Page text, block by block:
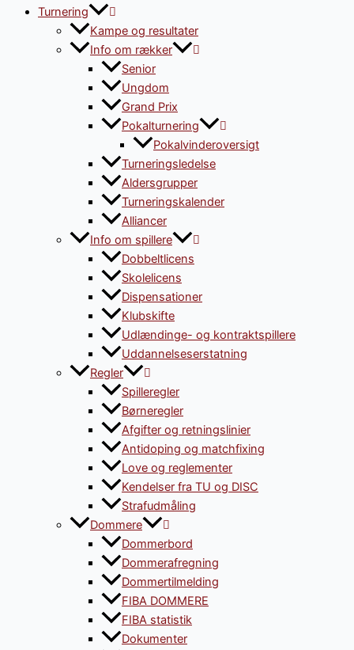
Turnering
Kampe og resultater
Info om rækker
Senior
Ungdom
Grand Prix
Pokalturnering
Pokalvinderoversigt
Turneringsledelse
Aldersgrupper
Turneringskalender
Alliancer
Info om spillere
Dobbeltlicens
Skolelicens
Dispensationer
Klubskifte
Udlændinge- og kontraktspillere
Uddannelseserstatning
Regler
Spilleregler
Børneregler
Afgifter og retningslinier
Antidoping og matchfixing
Love og reglementer
Kendelser fra TU og DISC
Strafudmåling
Dommere
Dommerbord
Dommerafregning
Dommertilmelding
FIBA DOMMERE
FIBA statistik
Dokumenter